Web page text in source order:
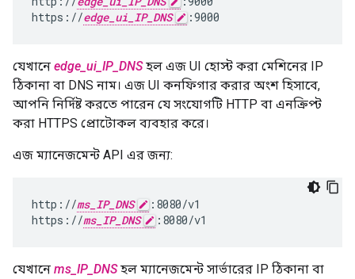
https://edge_ui_IP_DNS :9000
যেখানে edge_ui_IP_DNSহল এজ UI হোস্ট করা মেশিনের IP
ঠিকানা বা DNS নাম। এজ UI কনফিগার করার অংশ হিসাবে,
আপনি নির্দিষ্ট করতে পারেন যে সংযোগটি HTTP বা এনক্রিপ্ট
করা HTTPS প্রোটোকল ব্যবহার করে।
এজ ম্যানেজমেন্ট API এর জন্য:
http://ms_IP_DNS
:8080/v1
https://ms_IP_DNS :8080/v1
যেখানে ms_IP_DNSহল ম্যানেজমেন্ট সার্ভারের IP ঠিকানা বা